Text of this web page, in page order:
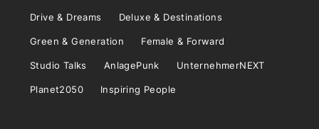
Drive & Dreams Deluxe & Destinations
Green & Generation Female & Forward
Studio Talks AnlagePunk UnternehmerNEXT
Planet2050 Inspiring People